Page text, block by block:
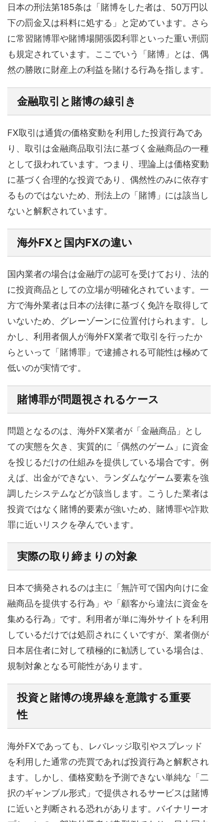
日本の刑法第185条は「賭博をした者は、50万円以
下の罰金又は科料に処する」と定めています。さら
に常習賭博罪や賭博場開張図利罪といった重い刑罰
も規定されています。ここでいう「賭博」とは、偶
然の勝敗に財産上の利益を賭ける行為を指します。
金融取引と賭博の線引き
FX取引は通貨の価格変動を利用した投資行為であ
り、取引は金融商品取引法に基づく金融商品の一種
として扱われています。つまり、理論上は価格変動
に基づく合理的な投資であり、偶然性のみに依存す
るものではないため、刑法上の「賭博」には該当し
ないと解釈されています。
海外FXと国内FXの違い
国内業者の場合は金融庁の認可を受けており、法的
に投資商品としての立場が明確化されています。一
方で海外業者は日本の法律に基づく免許を取得して
いないため、グレーゾーンに位置付けられます。し
かし、利用者個人が海外FX業者で取引を行ったか
らといって「賭博罪」で逮捕される可能性は極めて
低いのが実情です。
賭博罪が問題視されるケース
問題となるのは、海外FX業者が「金融商品」とし
ての実態を欠き、実質的に「偶然のゲーム」に資金
を投じるだけの仕組みを提供している場合です。例
えば、出金ができない、ランダムなゲーム要素を強
調したシステムなどが該当します。こうした業者は
投資ではなく賭博的要素が強いため、賭博罪や詐欺
罪に近いリスクを孕んでいます。
実際の取り締まりの対象
日本で摘発されるのは主に「無許可で国内向けに金
融商品を提供する行為」や「顧客から違法に資金を
集める行為」です。利用者が単に海外サイトを利用
しているだけでは処罰されにくいですが、業者側が
日本居住者に対して積極的に勧誘している場合は、
規制対象となる可能性があります。
投資と賭博の境界線を意識する重要
性
海外FXであっても、レバレッジ取引やスプレッド
を利用した通常の売買であれば投資行為と解釈され
ます。しかし、価格変動を予測できない単純な「二
択のギャンブル形式」で提供されるサービスは賭博
に近いと判断される恐れがあります。バイナリーオ